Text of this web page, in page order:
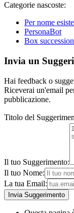
Categorie nascoste:
Per nome esiste
PersonaBot
Box
Invia un
Hai feedback o
Riceverai un'email
pubblicazione.
Titolo del
Il tuo Suggerimento:
Il tuo Nome:
La tua Email: